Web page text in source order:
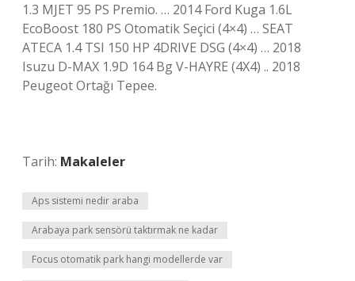
1.3 MJET 95 PS Premio. … 2014 Ford Kuga 1.6L
EcoBoost 180 PS Otomatik Seçici (4×4) … SEAT
ATECA 1.4 TSI 150 HP 4DRIVE DSG (4×4) … 2018
Isuzu D-MAX 1.9D 164 Bg V-HAYRE (4X4) .. 2018
Peugeot Ortağı Tepee.
Tarih: Makaleler
Aps sistemi nedir araba
Arabaya park sensörü taktırmak ne kadar
Focus otomatik park hangi modellerde var